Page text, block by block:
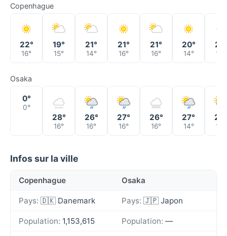
Copenhague
22°
16°
19°
15°
21°
14°
21°
16°
21°
16°
20°
14°
21°
14°
Osaka
0°
0°
28°
16°
26°
16°
27°
16°
26°
16°
27°
14° 14°
Infos sur la ville
Copenhague Osaka
Pays: 🇩🇰 Danemark Pays: 🇯🇵 Japon
Population: 1,153,615 Population: —